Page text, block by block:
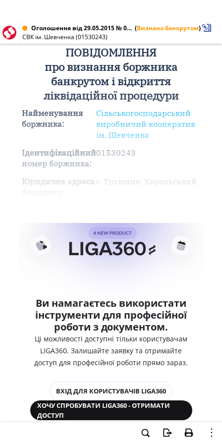
Оголошення від 29.05.2015 № 01530243 (Визнано банкрутом)
СВК ім. Шевченка (01530243)
ПОВІДОМЛЕННЯ
про визнання боржника
банкрутом і відкриття
ліквідаційної процедури
Найменування
боржника:
Сільськогосподарський
виробничий кооператив
ім. Шевченка
Ідентифікаційний
номер боржника:
01530243
Юридична адреса с. Грушине, Хорольський
Ви намагаєтесь використати
інструменти для професійної
роботи з документом.
Ці можливості доступні тільки користувачам
LIGA360. Залишайте заявку та отримайте
доступ для професійної роботи прямо зараз.
ВХІД ДЛЯ КОРИСТУВАЧІВ LIGA360
ХОЧУ СПРОБУВАТИ LIGA360 - ОТРИМАТИ
ДОСТУП
Законодавство та аналітика